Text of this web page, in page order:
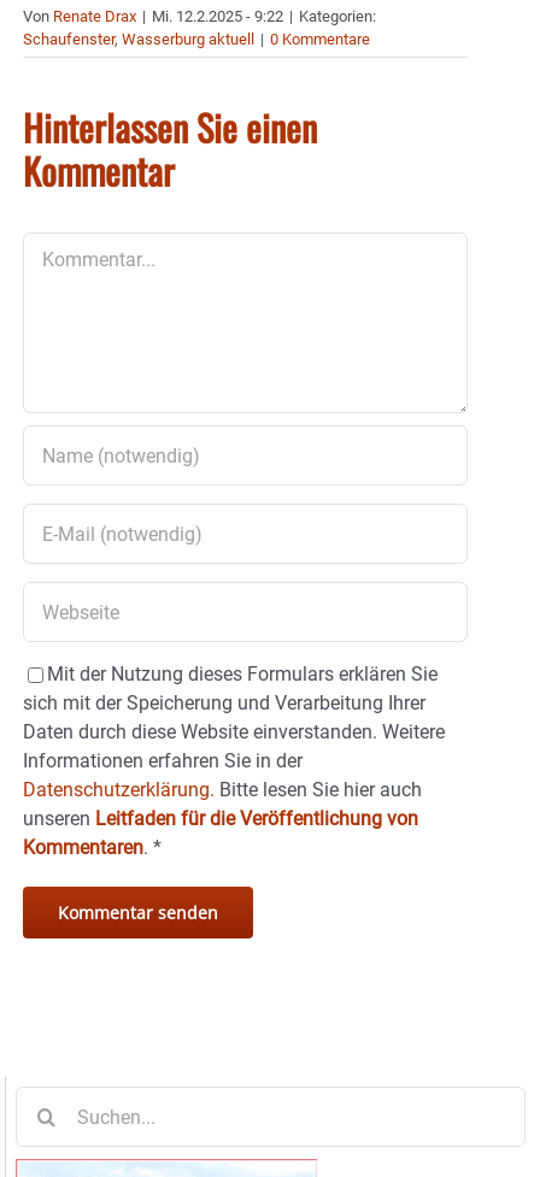
Von Renate Drax | Mi. 12.2.2025 - 9:22 | Kategorien:
Schaufenster, Wasserburg aktuell | 0 Kommentare
Hinterlassen Sie einen
Kommentar
Mit der Nutzung dieses Formulars erklären Sie
sich mit der Speicherung und Verarbeitung Ihrer
Daten durch diese Website einverstanden. Weitere
Informationen erfahren Sie in der
Datenschutzerklärung. Bitte lesen Sie hier auch
unseren Leitfaden für die Veröffentlichung von
Kommentaren. *
nach: